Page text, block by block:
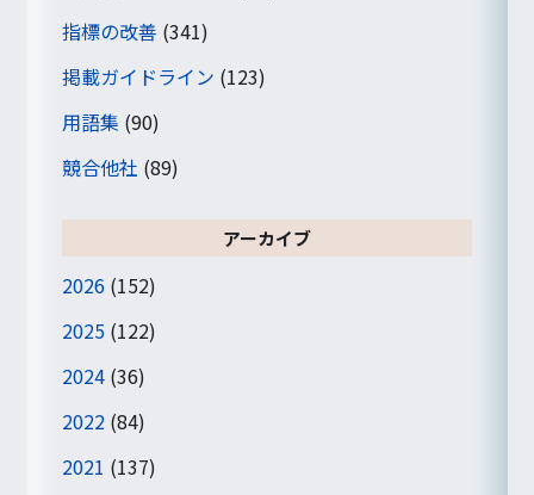
指標の改善 (341)
掲載ガイドライン (123)
用語集 (90)
競合他社 (89)
アーカイブ
2026 (152)
2025 (122)
2024 (36)
2022 (84)
2021 (137)